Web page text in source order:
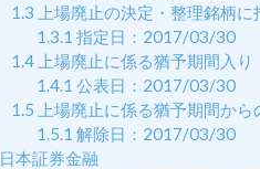
1.3 上場廃止の決定・整理銘柄に
1.3.1 指定日：2017/03/30
1.4上場廃止に係る猶予期間入り
1.4.1 公表日：2017/03/30
1.5 上場廃止に係る猶予期間から
1.5.1 解除日：2017/03/30
日本証券金融